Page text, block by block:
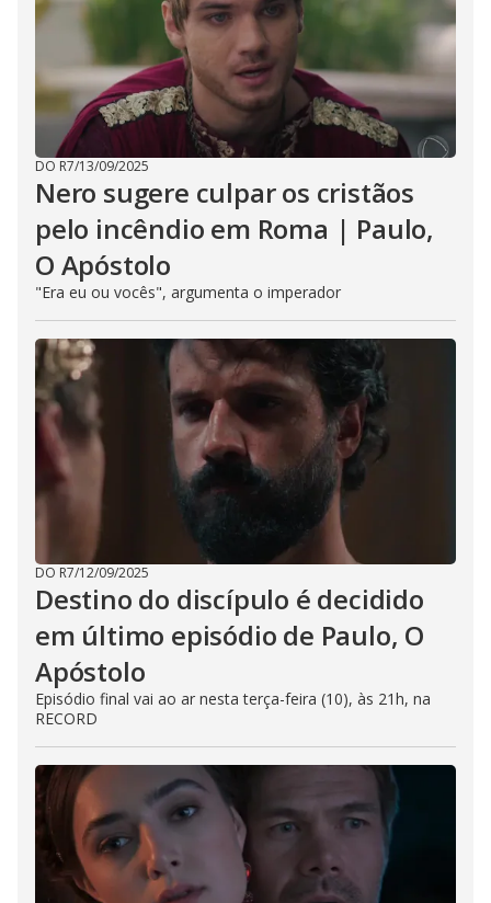
DO R7/13/09/2025
Nero sugere culpar os cristãos
pelo incêndio em Roma | Paulo,
O Apóstolo
"Era eu ou vocês", argumenta o imperador
DO R7/12/09/2025
Destino do discípulo é decidido
em último episódio de Paulo, O
Apóstolo
Episódio final vai ao ar nesta terça-feira (10), às 21h, na
RECORD